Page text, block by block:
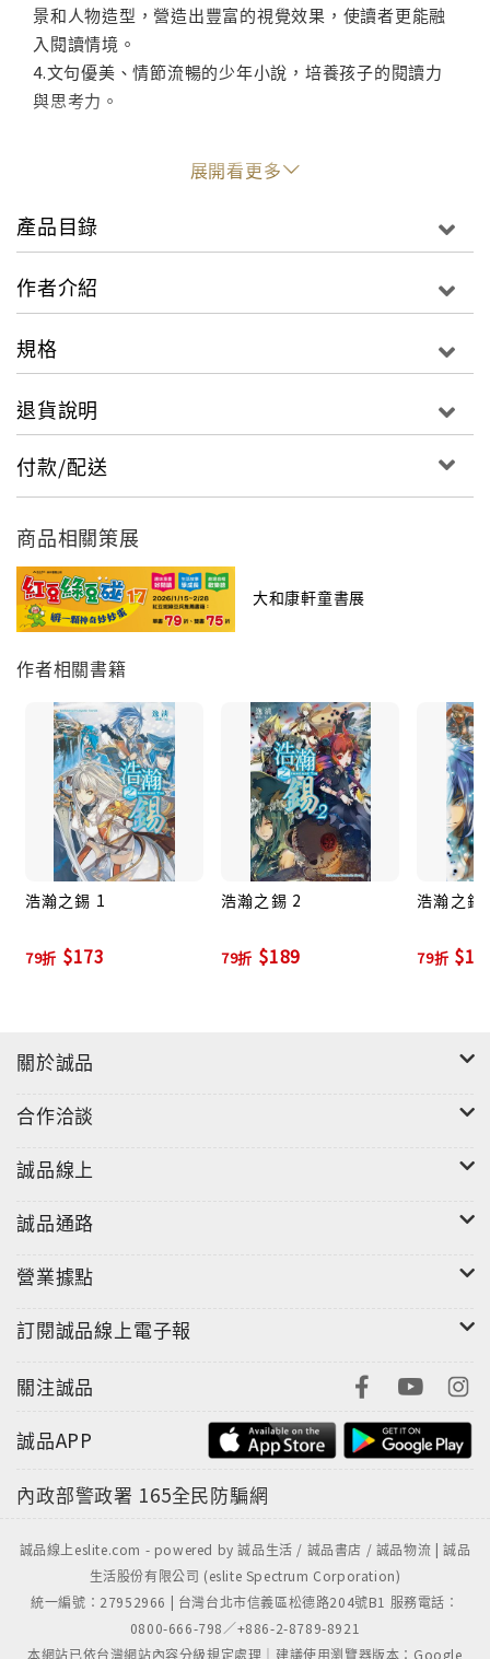
景和人物造型，營造出豐富的視覺效果，使讀者更能融
入閱讀情境。
4.文句優美、情節流暢的少年小說，培養孩子的閱讀力
與思考力。
「能源」VS.「環保」，我們只希望明天會更好！
一隻從天外飛來的泡泡恐龍核吉拉，帶領主角王達東和
郁西，展開核能電廠大冒險，一同對抗可怕的泡泡輻射
怪獸，並拯救家人免於輻射線的危害。
立場，正好反映出現實社會正反不同的聲音。如果您也
本彼此陌生的小孩，在短時間內發展出深厚的友誼，並
於意外發生時充分展現人性善良的一面，故事讀起來興
味十足，讓人不忍釋手！
國立清華大學工程與系統科學系 教授兼系主任 葉宗洸
這是一本好看的少兒小說，也是寓言式的優質科普教
材。多希望真的有泡泡龍，可以在當下改變世界上因核
能災害造成的不幸。
綠色公民行動聯盟理事長 賴偉傑
展開看更多
產品目錄
作者介紹
規格
退貨說明
付款/配送
商品相關策展
大和康軒童書展
作者相關書籍
浩瀚之錫 1
79折 $173
浩瀚之錫 2
79折 $189
浩瀚之錫
79折
關於誠品
合作洽談
誠品線上
誠品通路
營業據點
訂閱誠品線上電子報
關注誠品
誠品APP
內政部警政署 165全民防騙網
誠品線上eslite.com - powered by 誠品生活 / 誠品書店 / 誠品物流 | 誠品
生活股份有限公司 (eslite Spectrum Corporation)
統一編號：27952966 | 台灣台北市信義區松德路204號B1 服務電話：
0800-666-798／+886-2-8789-8921
本網站已依台灣網站內容分級規定處理｜建議使用瀏覽器版本：Google